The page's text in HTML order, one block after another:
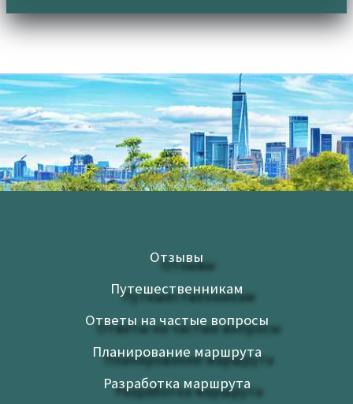
Отзывы
Путешественникам
Ответы на частые вопросы
Планирование маршрута
Разработка маршрута